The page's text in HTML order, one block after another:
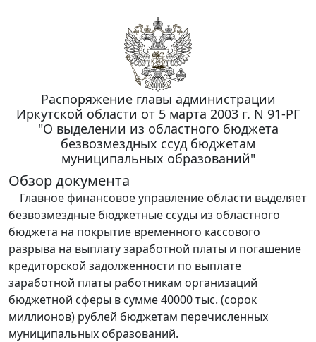
Распоряжение главы администрации
Иркутской области от 5 марта 2003 г. N 91-РГ
"О выделении из областного бюджета
безвозмездных ссуд бюджетам
муниципальных образований"
Обзор документа
Главное финансовое управление области выделяет
безвозмездные бюджетные ссуды из областного
бюджета на покрытие временного кассового
разрыва на выплату заработной платы и погашение
кредиторской задолженности по выплате
заработной платы работникам организаций
бюджетной сферы в сумме 40000 тыс. (сорок
миллионов) рублей бюджетам перечисленных
муниципальных образований.